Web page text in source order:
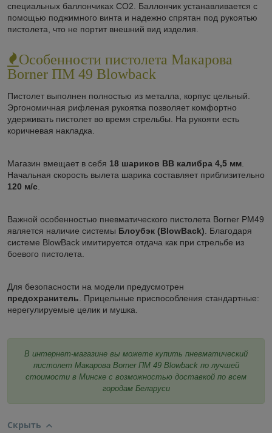
специальных баллончиках СО2. Баллончик устанавливается с
помощью поджимного винта и надежно спрятан под рукоятью
пистолета, что не портит внешний вид изделия.
Особенности пистолета Макарова
Borner ПМ 49 Blowback
Пистолет выполнен полностью из металла, корпус цельный.
Эргономичная рифленая рукоятка позволяет комфортно
удерживать пистолет во время стрельбы. На рукояти есть
коричневая накладка.
Магазин вмещает в себя 18 шариков BB калибра 4,5 мм.
Начальная скорость вылета шарика составляет приблизительно
120 м/с.
Важной особенностью пневматического пистолета Borner PM49
является наличие системы Блоубэк (BlowBack). Благодаря
системе BlowBack имитируется отдача как при стрельбе из
боевого пистолета.
Для безопасности на модели предусмотрен
предохранитель. Прицельные приспособления стандартные:
нерегулируемые целик и мушка.
В интернет-магазине вы можете купить пневматический
пистолет Макарова Borner ПМ 49 Blowback по лучшей
стоимости в Минске с возможностью доставкой по всем
городам Беларуси
Скрыть